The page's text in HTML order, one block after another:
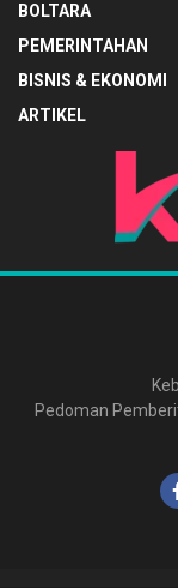
BOLTARA
PEMERINTAHAN
BISNIS & EKONOMI
ARTIKEL
Pedoman